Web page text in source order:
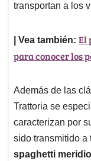
transportan a los
| Vea también: El
para conocer los
Además de las
Trattoria se
caracterizan por
sido transmitido a
spaghetti